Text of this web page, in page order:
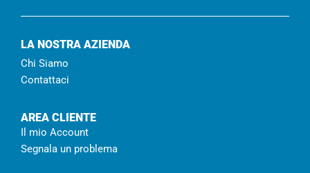
LA NOSTRA AZIENDA
Chi Siamo
Contattaci
AREA CLIENTE
Il mio Account
Segnala un problema